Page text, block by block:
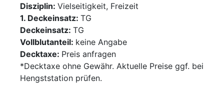
Disziplin: Vielseitigkeit, Freizeit
1. Deckeinsatz: TG
Deckeinsatz: TG
Vollblutanteil: keine Angabe
Decktaxe: Preis anfragen
*Decktaxe ohne Gewähr. Aktuelle Preise ggf. bei
Hengststation prüfen.